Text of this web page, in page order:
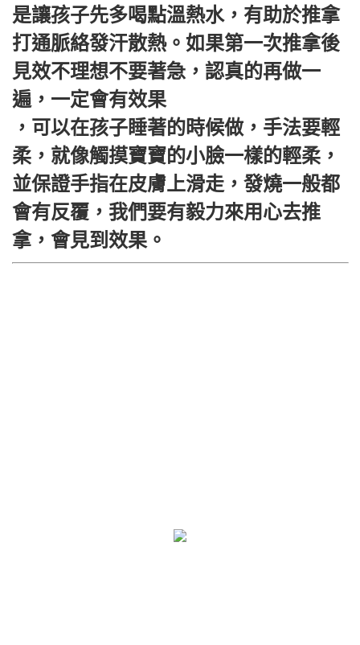
是讓孩子先多喝點溫熱水，有助於推拿
打通脈絡發汗散熱。如果第一次推拿後
見效不理想不要著急，認真的再做一
遍，一定會有效果
，可以在孩子睡著的時候做，手法要輕
柔，就像觸摸寶寶的小臉一樣的輕柔，
並保證手指在皮膚上滑走，發燒一般都
會有反覆，我們要有毅力來用心去推
拿，會見到效果。